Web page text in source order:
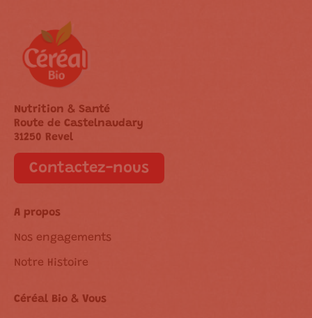
Nutrition & Santé
Route de Castelnaudary
31250 Revel
Contactez-nous
A propos
Nos engagements
Notre Histoire
Céréal Bio & Vous